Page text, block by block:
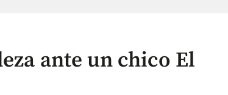
ante un chico El